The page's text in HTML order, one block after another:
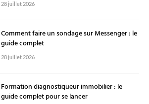
28 juillet 2026
Comment faire un sondage sur Messenger : le
guide complet
28 juillet 2026
Formation diagnostiqueur immobilier : le
guide complet pour se lancer